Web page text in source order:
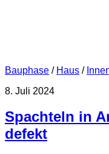
Bauphase / Haus /
8. Juli 2024
Spachteln in
defekt